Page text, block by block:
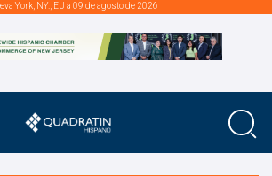
York, NY., EU a 09 de agosto de 2026